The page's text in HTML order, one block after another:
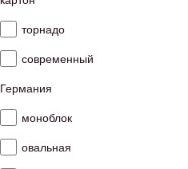
торнадо
современный
Германия
моноблок
овальная